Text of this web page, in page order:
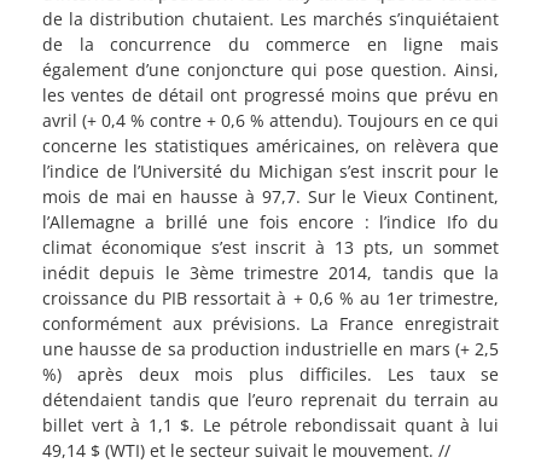
de la distribution chutaient. Les marchés s’inquiétaient
de la concurrence du commerce en ligne mais
également d’une conjoncture qui pose question. Ainsi,
les ventes de détail ont progressé moins que prévu en
avril (+ 0,4 % contre + 0,6 % attendu). Toujours en ce qui
concerne les statistiques américaines, on relèvera que
l’indice de l’Université du Michigan s’est inscrit pour le
mois de mai en hausse à 97,7. Sur le Vieux Continent,
l’Allemagne a brillé une fois encore : l’indice Ifo du
climat économique s’est inscrit à 13 pts, un sommet
inédit depuis le 3ème trimestre 2014, tandis que la
croissance du PIB ressortait à + 0,6 % au 1er trimestre,
conformément aux prévisions. La France enregistrait
une hausse de sa production industrielle en mars (+ 2,5
%) après deux mois plus difficiles. Les taux se
détendaient tandis que l’euro reprenait du terrain au
billet vert à 1,1 $. Le pétrole rebondissait quant à lui
49,14 $ (WTI) et le secteur suivait le mouvement. //